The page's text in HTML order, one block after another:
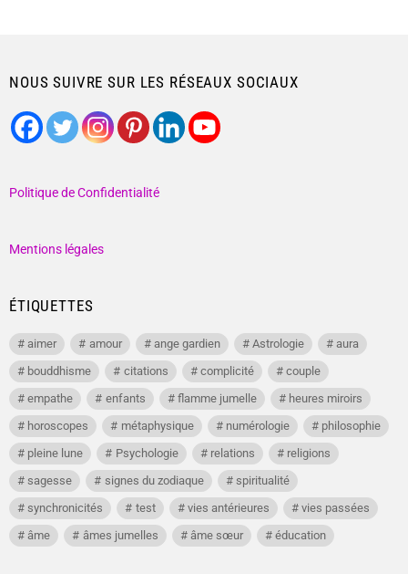
NOUS SUIVRE SUR LES RÉSEAUX SOCIAUX
Politique de Confidentialité
Mentions légales
ÉTIQUETTES
aimer amour ange gardien Astrologie
aura
bouddhisme
citations complicité
couple
empathe
enfants flamme jumelle
heures miroirs
horoscopes
métaphysique numérologie
philosophie
pleine lune
Psychologie relations
religions
sagesse
signes du zodiaque
spiritualité
synchronicités
test vies antérieures
vies passées
âme
âmes jumelles âme sœur éducation